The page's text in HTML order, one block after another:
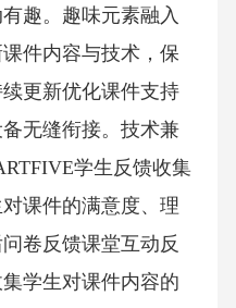
趣。趣味元素融入
件内容与技术，保
更新优化课件支持
无缝衔接。技术兼
学生反馈收集
课件的满意度、理
卷反馈课堂互动反
学生对课件内容的